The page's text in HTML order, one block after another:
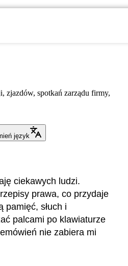
zjazdów, spotkań zarządu firmy,
język
ciekawych ludzi.
prawa, co przydaje
pamięć, słuch i
palcami po klawiaturze
nie zabiera mi